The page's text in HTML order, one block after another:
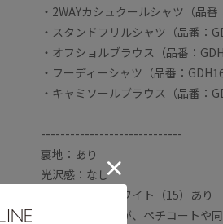
・2WAYカシュクールシャツ（品番
・スタンドフリルシャツ（品番：
・オフショルブラウス（品番：
・フーディーシャツ（品番：
・キャミソールブラウス（品番：
-----------------------------
裏地：あり
光沢感：なし
透け感：オフホワイト（15）あり
※裏地付きですが、ペチコートや